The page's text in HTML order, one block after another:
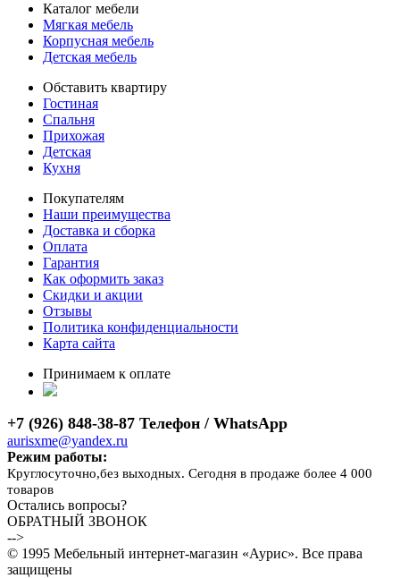
Каталог мебели
Мягкая мебель
Корпусная мебель
Детская мебель
Обставить квартиру
Гостиная
Спальня
Прихожая
Детская
Кухня
Покупателям
Наши преимущества
Доставка и сборка
Оплата
Гарантия
Как оформить заказ
Скидки и акции
Отзывы
Политика конфиденциальности
Карта сайта
Принимаем к оплате
+7 (926) 848-38-87 Телефон / WhatsApp
aurisxme@yandex.ru
Режим работы:
Круглосуточно,без выходных. Сегодня в продаже более 4 000
товаров
Остались вопросы?
ОБРАТНЫЙ ЗВОНОК
-->
© 1995 Мебельный интернет-магазин «Аурис». Все права
защищены